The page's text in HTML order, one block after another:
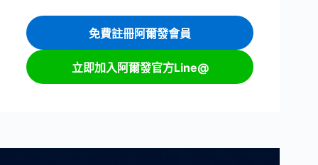
免費註冊阿爾發會員
立即加入阿爾發官方Line@